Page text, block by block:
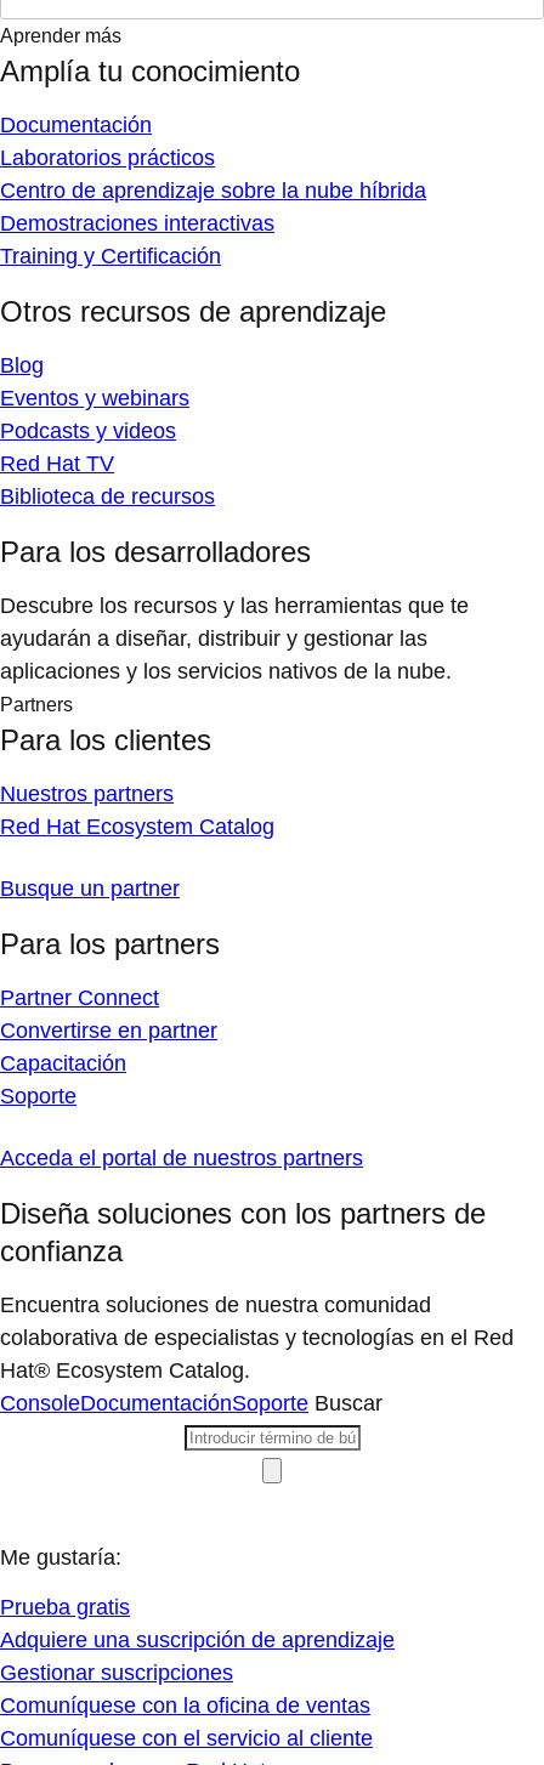
Aprender más
Amplía tu conocimiento
Documentación
Laboratorios prácticos
Centro de aprendizaje sobre la nube híbrida
Demostraciones interactivas
Training y Certificación
Otros recursos de aprendizaje
Blog
Eventos y webinars
Podcasts y videos
Red Hat TV
Biblioteca de recursos
Para los desarrolladores
Descubre los recursos y las herramientas que te
ayudarán a diseñar, distribuir y gestionar las
aplicaciones y los servicios nativos de la nube.
Partners
Para los clientes
Nuestros partners
Red Hat Ecosystem Catalog
Busque un partner
Para los partners
Partner Connect
Convertirse en partner
Capacitación
Soporte
Acceda el portal de nuestros partners
Diseña soluciones con los partners de
confianza
Encuentra soluciones de nuestra comunidad
colaborativa de especialistas y tecnologías en el Red
Hat® Ecosystem Catalog.
ConsoleDocumentaciónSoporte Buscar
Me gustaría:
Prueba gratis
Adquiere una suscripción de aprendizaje
Gestionar suscripciones
Comuníquese con la oficina de ventas
Comuníquese con el servicio al cliente